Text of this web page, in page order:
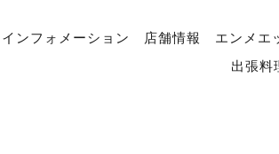
インフォメーション 店舗情報 エンメエ
出張料